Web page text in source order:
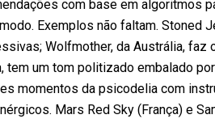
com base em algoritmos
Exemplos não faltam. Stoned
Wolfmother, da Austrália, faz
um tom politizado embalado
momentos da psicodelia com
Mars Red Sky (França) e